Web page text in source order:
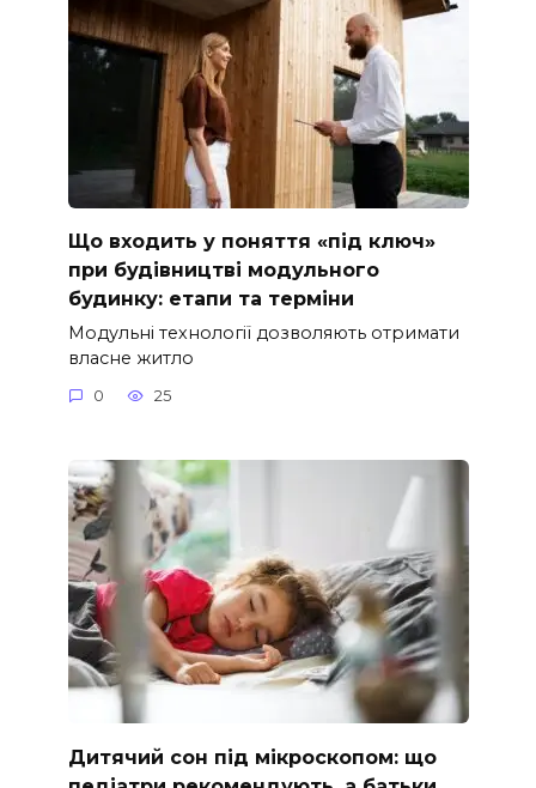
Що входить у поняття «під ключ»
при будівництві модульного
будинку: етапи та терміни
Модульні технології дозволяють отримати
власне житло
0 25
Дитячий сон під мікроскопом: що